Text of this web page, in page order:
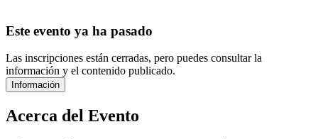
Este evento ya ha pasado
Las inscripciones están cerradas, pero puedes consultar la
información y el contenido publicado.
Información
Acerca del Evento